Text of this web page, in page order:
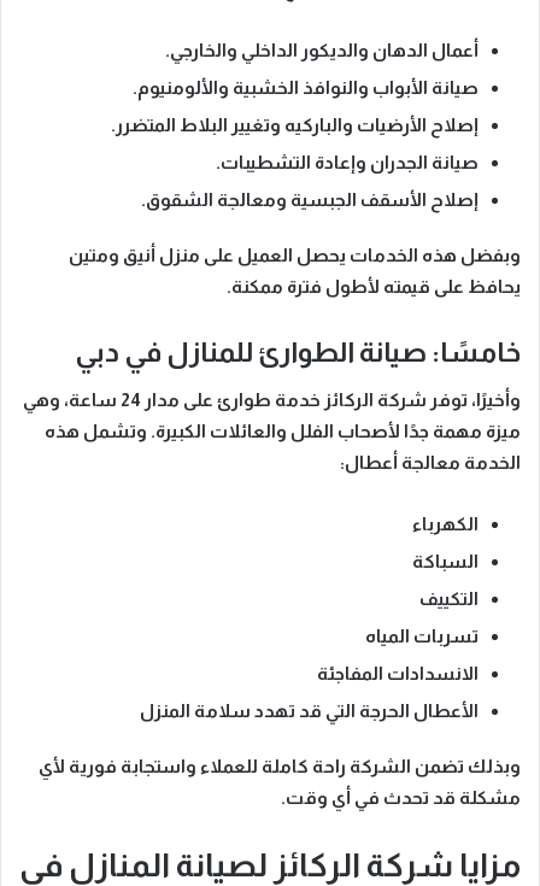
أعمال الدهان والديكور الداخلي والخارجي.
صيانة الأبواب والنوافذ الخشبية والألومنيوم.
إصلاح الأرضيات والباركيه وتغيير البلاط المتضرر.
صيانة الجدران وإعادة التشطيبات.
إصلاح الأسقف الجبسية ومعالجة الشقوق.
وبفضل هذه الخدمات يحصل العميل على منزل أنيق ومتين
يحافظ على قيمته لأطول فترة ممكنة.
خامسًا: صيانة الطوارئ للمنازل في دبي
وأخيرًا
، توفر شركة الركائز خدمة طوارئ على مدار 24 ساعة، وهي
ميزة مهمة جدًا لأصحاب الفلل والعائلات الكبيرة. وتشمل هذه
الخدمة معالجة أعطال:
الكهرباء
السباكة
التكييف
تسربات المياه
الانسدادات المفاجئة
الأعطال الحرجة التي قد تهدد سلامة المنزل
وبذلك تضمن الشركة راحة كاملة للعملاء واستجابة فورية لأي
مشكلة قد تحدث في أي وقت.
مزايا شركة الركائز لصيانة المنازل في